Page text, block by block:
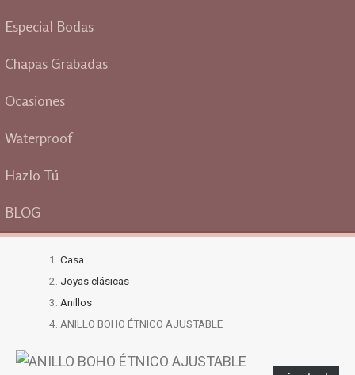
Especial Bodas
Chapas Grabadas
Ocasiones
Waterproof
Hazlo Tú
BLOG
Casa
Joyas clásicas
Anillos
ANILLO BOHO ÉTNICO AJUSTABLE